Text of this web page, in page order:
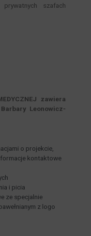
szafach
zawiera
Leonowicz-
o projekcie,
kontaktowe
i picia
ze specjalnie
z logo